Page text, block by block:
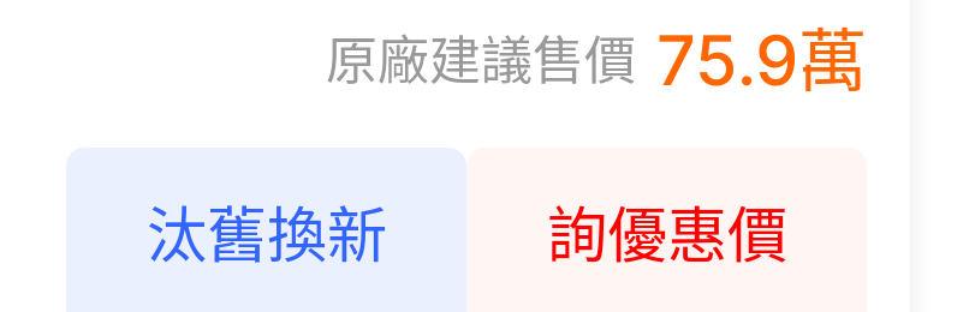
原廠建議售價 75.9萬
汰舊換新 詢優惠價